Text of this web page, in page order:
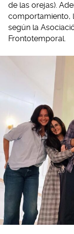
de las orejas).
comportamiento,
según la
Frontotemporal.